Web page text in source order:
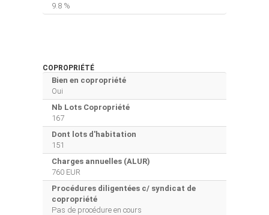
9.8 %
COPROPRIÉTÉ
Bien en copropriété
Oui
Nb Lots Copropriété
167
Dont lots d'habitation
151
Charges annuelles (ALUR)
760 EUR
Procédures diligentées c/ syndicat de
copropriété
Pas de procédure en cours